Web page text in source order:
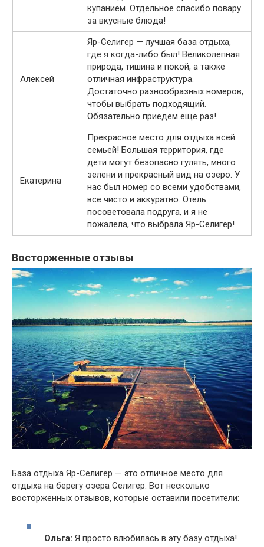
купанием. Отдельное спасибо повару
за вкусные блюда!
Алексей
Яр-Селигер — лучшая база отдыха,
где я когда-либо был! Великолепная
природа, тишина и покой, а также
отличная инфраструктура.
Достаточно разнообразных номеров,
чтобы выбрать подходящий.
Обязательно приедем еще раз!
Екатерина
Прекрасное место для отдыха всей
семьей! Большая территория, где
дети могут безопасно гулять, много
зелени и прекрасный вид на озеро. У
нас был номер со всеми удобствами,
все чисто и аккуратно. Отель
посоветовала подруга, и я не
пожалела, что выбрала Яр-Селигер!
Восторженные отзывы
База отдыха Яр-Селигер — это отличное место для
отдыха на берегу озера Селигер. Вот несколько
восторженных отзывов, которые оставили посетители:
Ольга: Я просто влюбилась в эту базу отдыха!